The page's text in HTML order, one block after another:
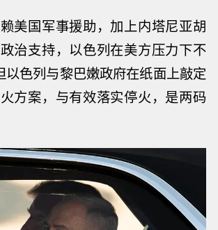
美国军事援助，加上内塔尼亚胡
治支持，以色列在美方压力下不
以色列与黎巴嫩政府在纸面上敲定
方案，与有效落实停火，是两码